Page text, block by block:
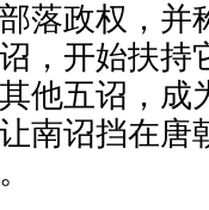
落政权，并
，开始扶持
他五诏，成
南诏挡在唐